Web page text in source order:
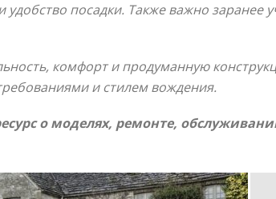
посадки. Также важно заранее
комфорт и продуманную
и стилем вождения.
о моделях, ремонте,